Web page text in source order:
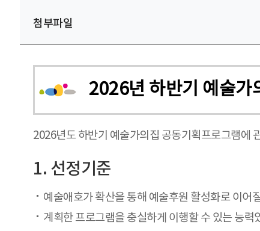
첨부파일
2026년 하반기 예술가
2026년도 하반기 예술가의집 공동기획프로그램에
1. 선정기준
예술애호가 확산을 통해 예술후원 활성화로 이어
계획한 프로그램을 충실하게 이행할 수 있는 능력